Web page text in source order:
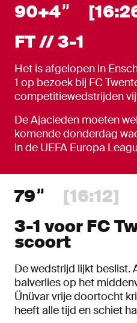
90+4
FT // 3-1
Het is afgelopen in
1 op bezoek bij FC
competitiewedstrijden
De Ajacieden moeten
komende donderdag
in de UEFA Europa
79
[16:12]
3-1 voor FC
scoort
De wedstrijd lijkt beslist.
balverlies op het
Ünüvar vrije doortocht
heeft alle tijd en schiet